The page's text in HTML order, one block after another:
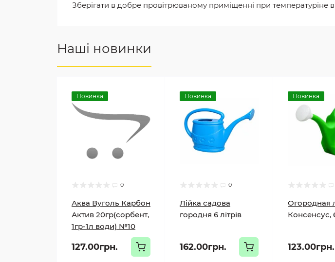
Зберігати в добре провітрюваному приміщенні при температуріне
Наші новинки
Новинка
0
Аква Вуголь Карбон
Актив 20гр(сорбент,
1гр-1л води) №10
127.00грн.
Новинка
0
Лійка садова
городня 6 літрів
162.00грн.
Новинка
Огородная
Консенсус,
123.00грн.